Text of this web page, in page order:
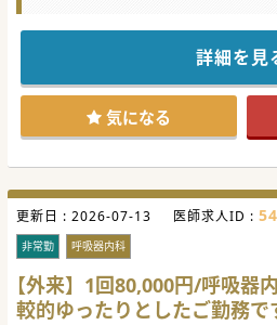
す。
気になる方はお気軽にお問合せく
詳細を見
気になる
更新日 : 2026-07-13 医師求人ID :
非常勤 呼吸器内科
【外来】1回80,000円/呼吸器
較的ゆったりとしたご勤務で